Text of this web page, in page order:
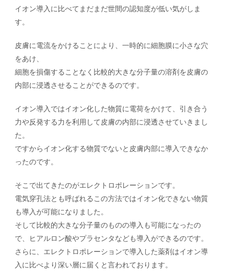
イオン導入に比べてまだまだ世間の認知度が低い気がしま
す。
皮膚に電流をかけることにより、一時的に細胞膜に小さな穴
をあけ、
細胞を損傷することなく比較的大きな分子量の溶剤を皮膚の
内部に浸透させることができるのです。
イオン導入ではイオン化した物質に電荷をかけて、引き合う
力や反発する力を利用して皮膚の内部に浸透させていきまし
た。
ですからイオン化する物質でないと皮膚内部に導入できなか
ったのです。
そこで出てきたのがエレクトロポレーションです。
電気穿孔法とも呼ばれるこの方法ではイオン化できない物質
も導入が可能になりました。
そして比較的大きな分子量のものの導入も可能になったの
で、ヒアルロン酸やプラセンタなども導入ができるのです。
さらに、エレクトロポレーションで導入した薬剤はイオン導
入に比べより深い層に届くと言われております。